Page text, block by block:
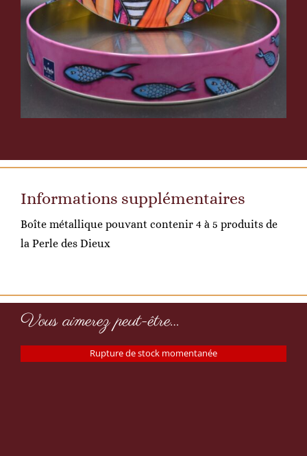
Informations supplémentaires
Boîte métallique pouvant contenir 4 à 5 produits de
la Perle des Dieux
Vous aimerez peut-être…
Rupture de stock momentanée